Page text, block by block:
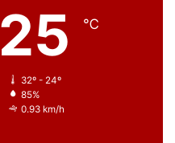
25 ℃
32º - 24º
85%
0.93 km/h